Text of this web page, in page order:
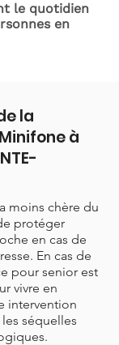
le quotidien
en
la
à
moins chère du
protéger
en cas de
En cas de
pour senior est
vivre en
intervention
séquelles